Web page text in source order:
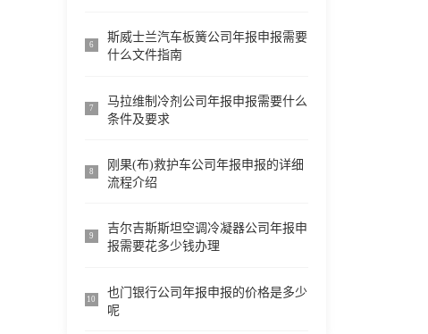
6
斯威士兰汽车板簧公司年报申报需要
什么文件指南
7
马拉维制冷剂公司年报申报需要什么
条件及要求
8
刚果(布)救护车公司年报申报的详细
流程介绍
9
吉尔吉斯斯坦空调冷凝器公司年报申
报需要花多少钱办理
10
也门银行公司年报申报的价格是多少
呢